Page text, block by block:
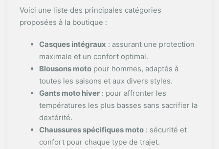
Voici une liste des principales catégories
proposées à la boutique :
Casques intégraux : assurant une protection
maximale et un confort optimal.
Blousons moto pour hommes, adaptés à
toutes les saisons et aux divers styles.
Gants moto hiver : pour affronter les
températures les plus basses sans sacrifier la
dextérité.
Chaussures spécifiques moto : sécurité et
confort pour chaque type de trajet.